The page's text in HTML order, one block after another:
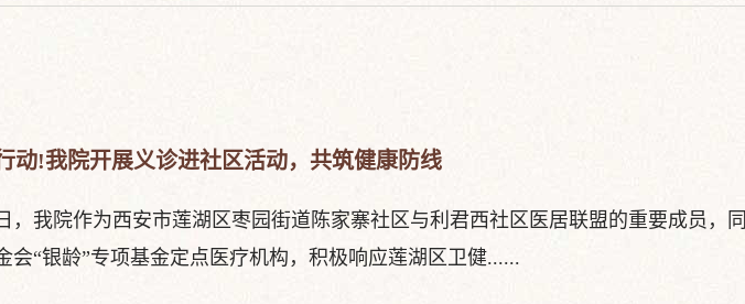
动!我院开展义诊进社区活动，共筑健康防线
，我院作为西安市莲湖区枣园街道陈家寨社区与利君西社区医居联盟的重要成员，
会“银龄”专项基金定点医疗机构，积极响应莲湖区卫健......